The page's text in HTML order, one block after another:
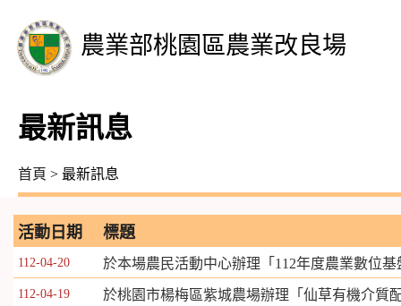
農業部桃園區農業改良場
最新訊息
首頁 > 最新訊息
活動日期 標題
112-04-20 於本場農民活動中心辦理「112年度農業數位
112-04-19 於桃園市楊梅區紫城農場辦理「仙草有機介質